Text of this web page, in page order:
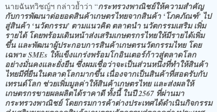
​นายฉันทวิชญ์ฯ กล่าวย้ำว่า “กระทรวงพาณิชย์ให้ความสำคัญ
กับการพัฒนาต่อยอดสินค้าเกษตรไทยจากสินค้า ‘โภคภัณฑ์’ ไป
สู่สินค้า ‘นวัตกรรม’ ตามแนวคิด ตลาดนำ นวัตกรรมเสริม เพิ่ม
รายได้ โดยพร้อมเดินหน้าส่งเสริมเกษตรกรไทยให้มีรายได้เพิ่ม
ขึ้น และพัฒนาผู้ประกอบการสินค้าเกษตรนวัตกรรมไทย โดย
เฉพาะ SMEs ให้แข็งแกร่งพร้อมโกอินเตอร์ก้าวสู่ตลาดโลก
อย่างมั่นคงและยั่งยืน ซึ่งผมเชื่อว่าจะเป็นส่วนหนึ่งที่ทำให้สินค้า
ไทยมีที่ยืนในตลาดโลกมากขึ้น เนื่องจากเป็นสินค้าที่สอดรับกับ
เทรนด์โลก ช่วยเพิ่มมูลค่าให้สินค้าเกษตรไทย และส่งผลให้
เกษตรกรขายผลผลิตได้ราคาดี ทั้งนี้ ในปี 2567 ที่ผ่านมา
กระทรวงพาณิชย์ โดยกรมการค้าต่างประเทศได้ดำเนินกิจกรรม